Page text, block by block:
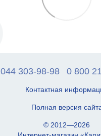
044 303-98-98 0 800
Контактная
Полная версия
© 2012—2026